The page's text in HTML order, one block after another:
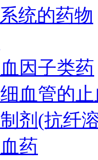
统的药物
因子类药
血管的
剂(抗纤
药